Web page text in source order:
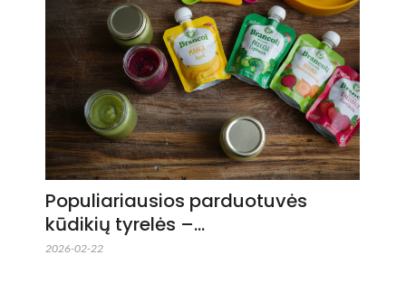
Populiariausios parduotuvės
kūdikių tyrelės –…
2026-02-22